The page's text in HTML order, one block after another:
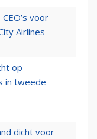
voor
Airlines
op
in tweede
dicht voor